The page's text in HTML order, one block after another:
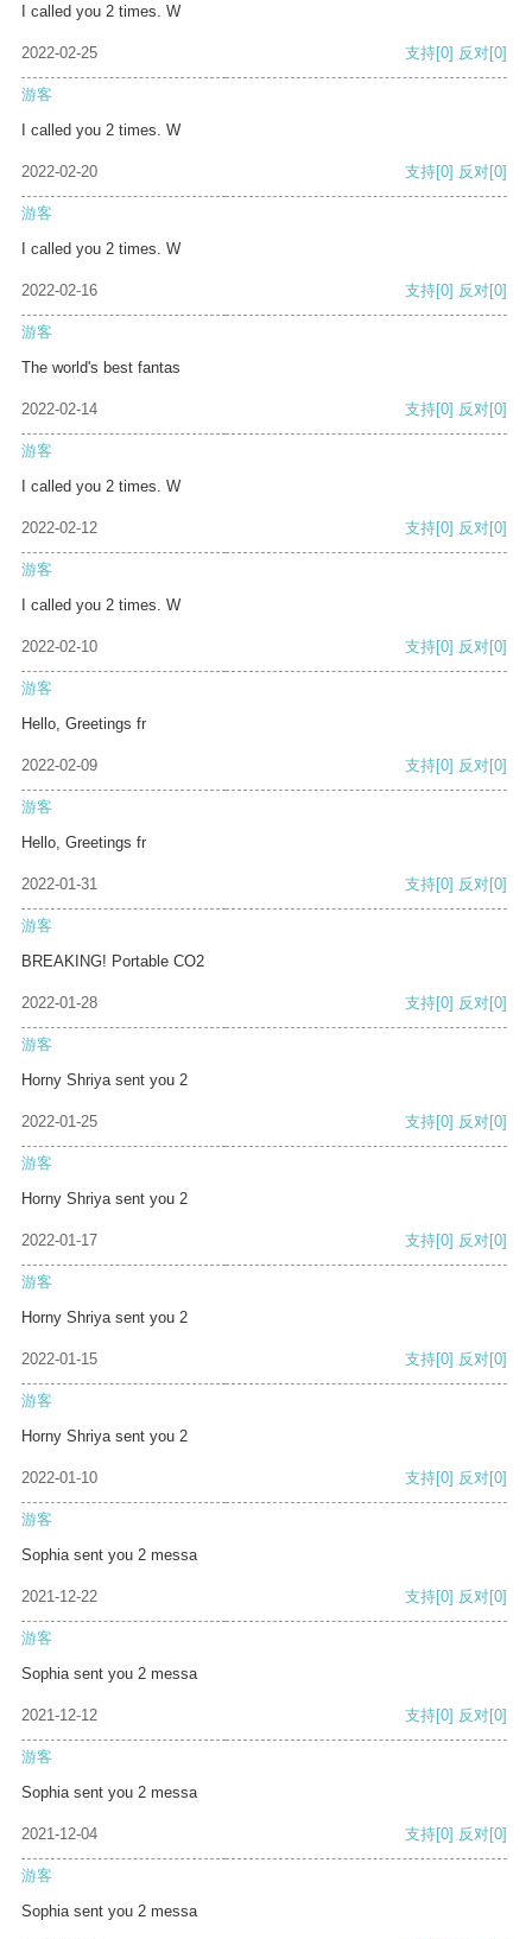
I called you 2 times. W
2022-02-25 支持[0] 反对[0]
游客
I called you 2 times. W
2022-02-20 支持[0] 反对[0]
游客
I called you 2 times. W
2022-02-16 支持[0] 反对[0]
游客
The world's best fantas
2022-02-14 支持[0] 反对[0]
游客
I called you 2 times. W
2022-02-12 支持[0] 反对[0]
游客
I called you 2 times. W
2022-02-10 支持[0] 反对[0]
游客
Hello, Greetings fr
2022-02-09 支持[0] 反对[0]
游客
Hello, Greetings fr
2022-01-31 支持[0] 反对[0]
游客
BREAKING! Portable CO2
2022-01-28 支持[0] 反对[0]
游客
Horny Shriya sent you 2
2022-01-25 支持[0] 反对[0]
游客
Horny Shriya sent you 2
2022-01-17 支持[0] 反对[0]
游客
Horny Shriya sent you 2
2022-01-15 支持[0] 反对[0]
游客
Horny Shriya sent you 2
2022-01-10 支持[0] 反对[0]
游客
Sophia sent you 2 messa
2021-12-22 支持[0] 反对[0]
游客
Sophia sent you 2 messa
2021-12-12 支持[0] 反对[0]
游客
Sophia sent you 2 messa
2021-12-04 支持[0] 反对[0]
游客
Sophia sent you 2 messa